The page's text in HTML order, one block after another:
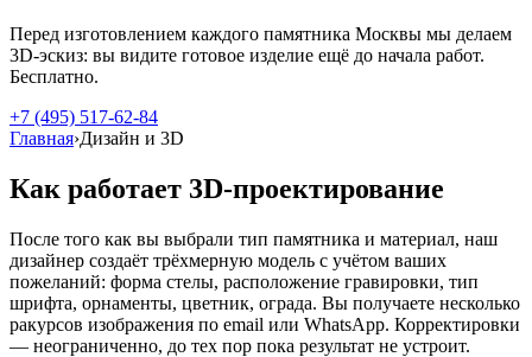
Перед изготовлением каждого памятника Москвы мы делаем
3D-эскиз: вы видите готовое изделие ещё до начала работ.
Бесплатно.
+7 (495) 517-62-84
Главная›Дизайн и 3D
Как работает 3D-проектирование
После того как вы выбрали тип памятника и материал, наш
дизайнер создаёт трёхмерную модель с учётом ваших
пожеланий: форма стелы, расположение гравировки, тип
шрифта, орнаменты, цветник, ограда. Вы получаете несколько
ракурсов изображения по email или WhatsApp. Корректировки
— неограниченно, до тех пор пока результат не устроит.